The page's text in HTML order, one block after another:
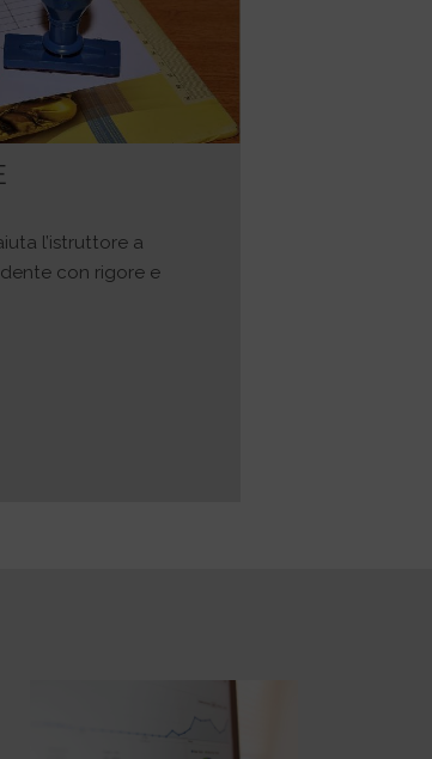
l’istruttore a
con rigore e